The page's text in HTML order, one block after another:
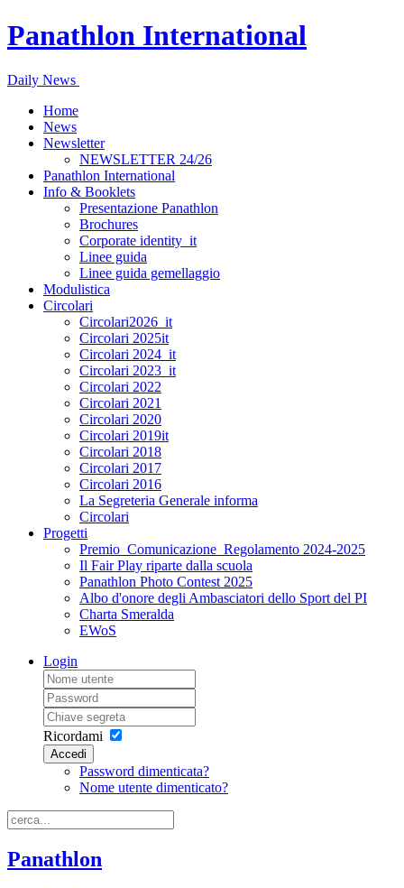
Panathlon International
Daily News
Home
News
Newsletter
NEWSLETTER 24/26
Panathlon International
Info & Booklets
Presentazione Panathlon
Brochures
Corporate identity_it
Linee guida
Linee guida gemellaggio
Modulistica
Circolari
Circolari2026_it
Circolari 2025it
Circolari 2024_it
Circolari 2023_it
Circolari 2022
Circolari 2021
Circolari 2020
Circolari 2019it
Circolari 2018
Circolari 2017
Circolari 2016
La Segreteria Generale informa
Circolari
Progetti
Premio_Comunicazione_Regolamento 2024-2025
Il Fair Play riparte dalla scuola
Panathlon Photo Contest 2025
Albo d'onore degli Ambasciatori dello Sport del PI
Charta Smeralda
EWoS
Login
Ricordami
Accedi
Password dimenticata?
Nome utente dimenticato?
Panathlon